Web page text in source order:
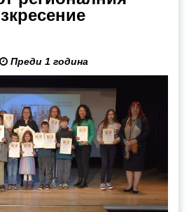
Преди 1 година